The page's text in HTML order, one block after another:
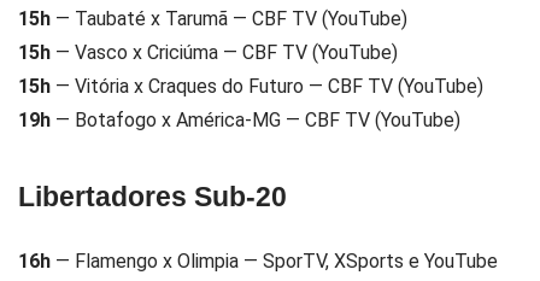
15h — Taubaté x Tarumã — CBF TV (YouTube)
15h — Vasco x Criciúma — CBF TV (YouTube)
15h — Vitória x Craques do Futuro — CBF TV (YouTube)
19h — Botafogo x América-MG — CBF TV (YouTube)
Libertadores Sub-20
16h — Flamengo x Olimpia — SporTV, XSports e YouTube